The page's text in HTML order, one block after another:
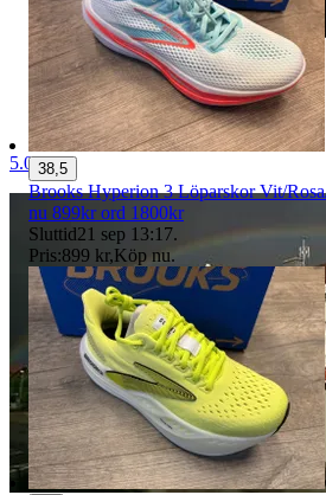
5.0 38,5
Brooks Hyperion 3 Löparskor Vit/
nu 899kr ord 1800kr
Sluttid21 sep 13:17.
Pris:899 kr,Köp nu.